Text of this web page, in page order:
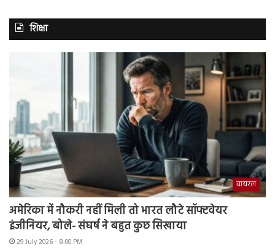
शिक्षा
वायरल
अमेरिका में नौकरी नहीं मिली तो भारत लौटे सॉफ्टवेयर
इंजीनियर, बोले- संघर्ष ने बहुत कुछ सिखाया
29 July 2026 - 8:00 PM